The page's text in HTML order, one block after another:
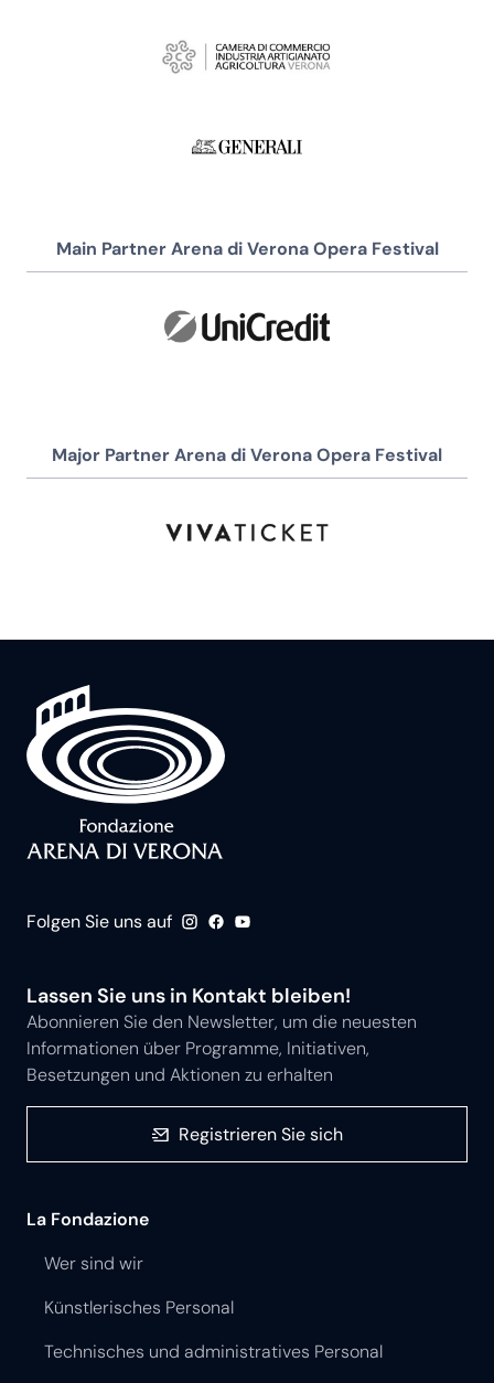
Main Partner Arena di Verona Opera Festival
Major Partner Arena di Verona Opera Festival
Folgen Sie uns auf
Lassen Sie uns in Kontakt bleiben!
Abonnieren Sie den Newsletter, um die neuesten
Informationen über Programme, Initiativen,
Besetzungen und Aktionen zu erhalten
Registrieren Sie sich
La Fondazione
Wer sind wir
Künstlerisches Personal
Technisches und administratives Personal